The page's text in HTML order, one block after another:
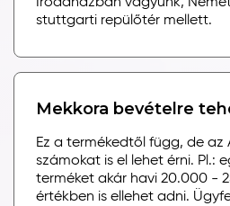
stuttgarti repülőtér mellett.
Mekkora bevételre
Ez a termékedtől függ, de az
számokat is el lehet érni. Pl.:
terméket akár havi 20.000 -
értékben is ellehet adni.